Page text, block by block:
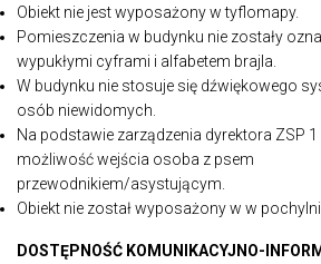
Obiekt nie jest wyposażony w tyflomapy.
Pomieszczenia w budynku nie zostały
wypukłymi cyframi i alfabetem brajla.
W budynku nie stosuje się dźwiękowego
osób niewidomych.
Na podstawie zarządzenia dyrektora ZSP
możliwość wejścia osoba z psem
przewodnikiem/asystującym.
Obiekt nie został wyposażony w w
DOSTĘPNOŚĆ KOMUNIKACYJNO-